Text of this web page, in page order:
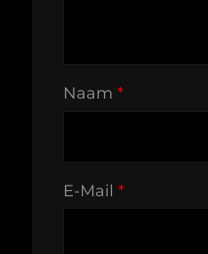
Naam *
E-Mail *